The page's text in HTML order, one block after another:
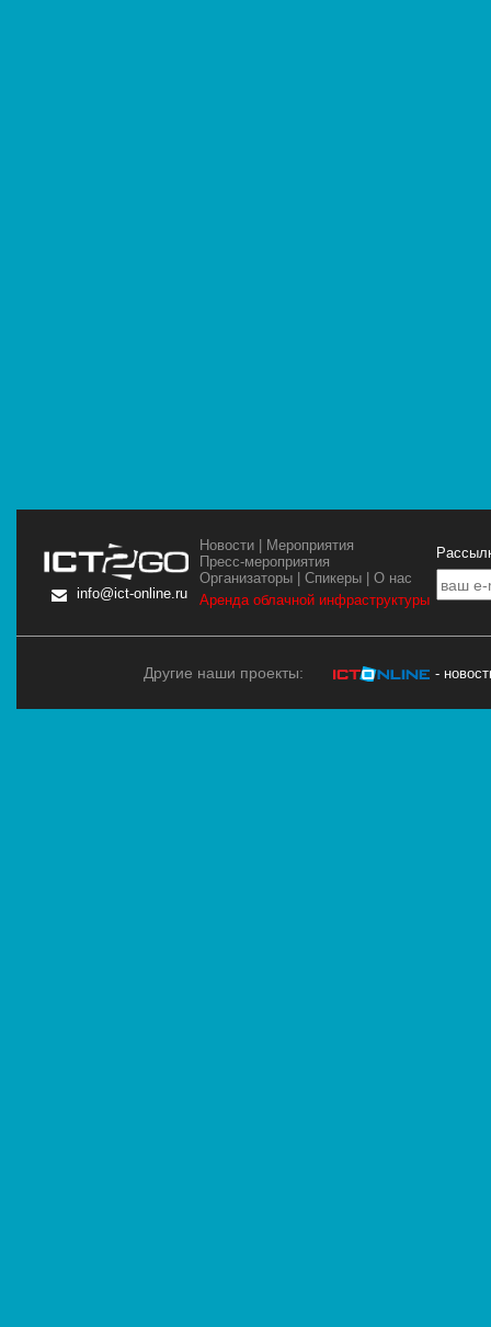
info@ict-online.ru
Новости
Мероприятия
Пресс-мероприятия
Организаторы |Спикеры |О нас
Аренда облачной инфраструктуры
Другие наши проекты: -